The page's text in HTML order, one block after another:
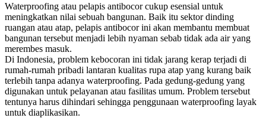
Waterproofing atau pelapis antibocor cukup esensial untuk
meningkatkan nilai sebuah bangunan. Baik itu sektor dinding
ruangan atau atap, pelapis antibocor ini akan membantu membuat
bangunan tersebut menjadi lebih nyaman sebab tidak ada air yang
merembes masuk.
Di Indonesia, problem kebocoran ini tidak jarang kerap terjadi di
rumah-rumah pribadi lantaran kualitas rupa atap yang kurang baik
terlebih tanpa adanya waterproofing. Pada gedung-gedung yang
digunakan untuk pelayanan atau fasilitas umum. Problem tersebut
tentunya harus dihindari sehingga penggunaan waterproofing layak
untuk diaplikasikan.